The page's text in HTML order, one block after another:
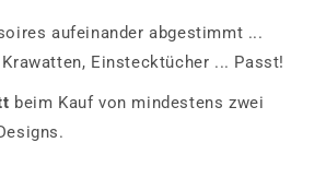
aufeinander abgestimmt ...
Einstecktücher ... Passt!
beim Kauf von mindestens zwei